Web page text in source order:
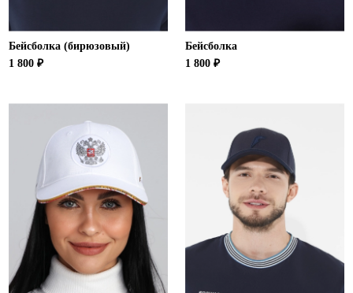
Бейсболка (бирюзовый)
1 800 ₽
Бейсболка
1 800 ₽